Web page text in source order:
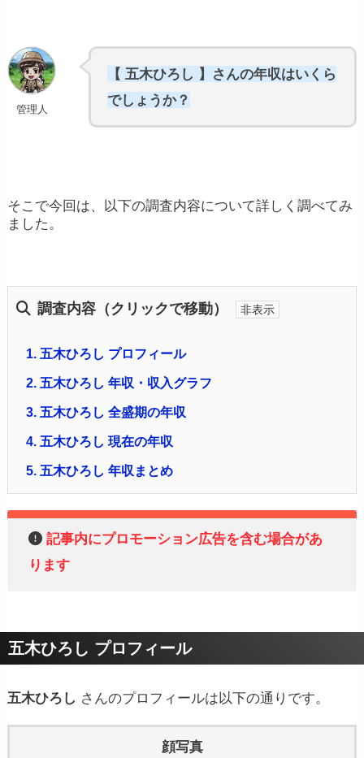
管理人
【 五木ひろし 】さんの年収はいくら
でしょうか？
そこで今回は、以下の調査内容について詳しく調べてみ
ました。
調査内容（クリックで移動）
1. 五木ひろし プロフィール
2. 五木ひろし 年収・収入グラフ
3. 五木ひろし 全盛期の年収
4. 五木ひろし 現在の年収
5. 五木ひろし 年収まとめ
記事内にプロモーション広告を含む場合があ
ります
五木ひろし プロフィール
五木ひろし さんのプロフィールは以下の通りです。
顔写真